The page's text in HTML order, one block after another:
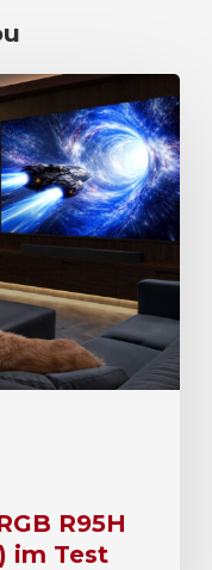
R95H
im Test